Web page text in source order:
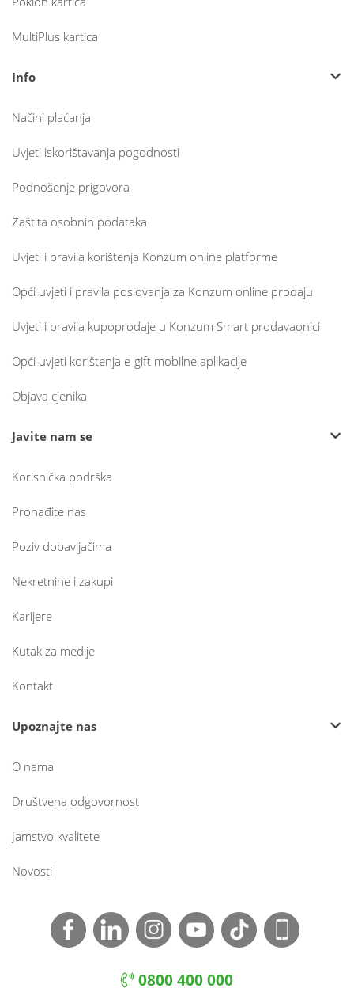
MultiPlus kartica
Info
Načini plaćanja
Uvjeti iskorištavanja pogodnosti
Podnošenje prigovora
Zaštita osobnih podataka
Uvjeti i pravila korištenja Konzum online platforme
Opći uvjeti i pravila poslovanja za Konzum online prodaju
Uvjeti i pravila kupoprodaje u Konzum Smart prodavaonici
Opći uvjeti korištenja e-gift mobilne aplikacije
Objava cjenika
Javite nam se
Korisnička podrška
Pronađite nas
Poziv dobavljačima
Nekretnine i zakupi
Karijere
Kutak za medije
Kontakt
Upoznajte nas
O nama
Društvena odgovornost
Jamstvo kvalitete
Novosti
0800 400 000